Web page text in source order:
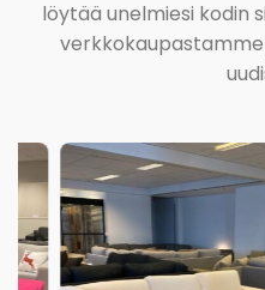
löytää unelmiesi kodin